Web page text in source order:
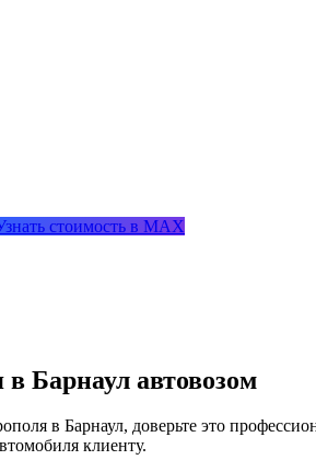
стоимость в MAX
Барнаул автовозом
в Барнаул, доверьте это
клиенту.